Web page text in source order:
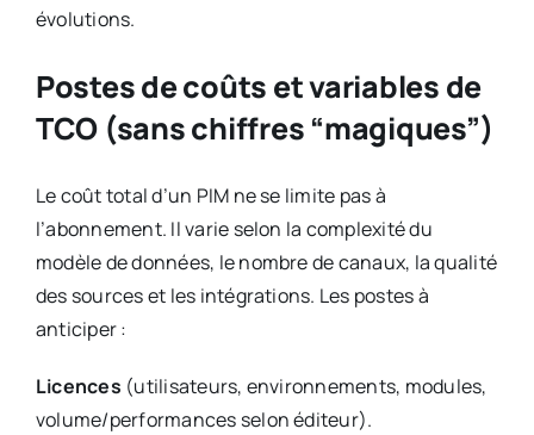
évolutions.
Postes de coûts et variables de
TCO (sans chiffres “magiques”)
Le coût total d’un PIM ne se limite pas à
l’abonnement. Il varie selon la complexité du
modèle de données, le nombre de canaux, la qualité
des sources et les intégrations. Les postes à
anticiper :
Licences (utilisateurs, environnements, modules,
volume/performances selon éditeur).